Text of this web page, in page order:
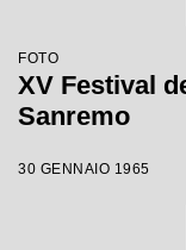
FOTO
XV Festival
Sanremo
30 GENNAIO 1965